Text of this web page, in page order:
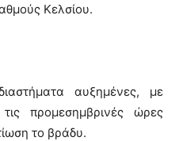
Κελσίου.
αυξημένες, με
προμεσημβρινές ώρες
το βράδυ.